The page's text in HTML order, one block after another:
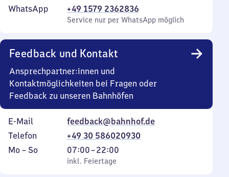
WhatsApp +49 1579 2362836
Service nur per WhatsApp möglich
Feedback und Kontakt
Ansprechpartner:innen und
Kontaktmöglichkeiten bei Fragen oder
Feedback zu unseren Bahnhöfen
E-Mail
feedback@bahnhof.de
Telefon
+49 30 586020930
Montag
Mo – So,
inkl. Feiertage
07:00–22:00
Von
7
inkl. Feiertage